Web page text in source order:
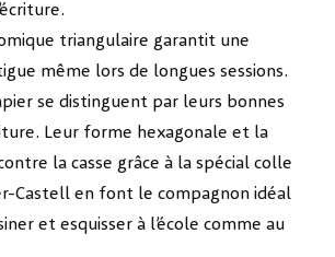
triangulaire garantit une
même lors de longues sessions.
se distinguent par leurs bonnes
Leur forme hexagonale et la
la casse grâce à la spécial colle
Castell en font le compagnon idéal
et esquisser à l’école comme au